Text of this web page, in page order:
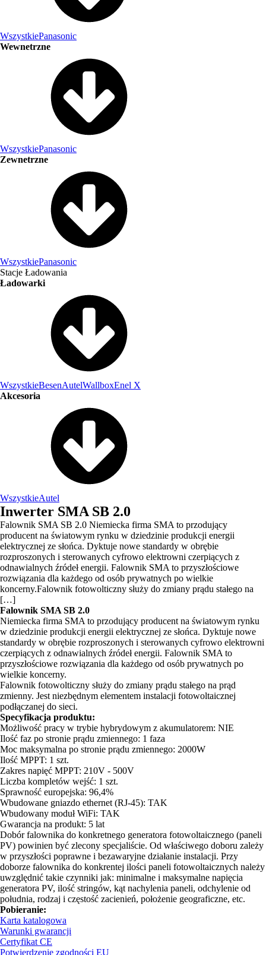
WszystkiePanasonic
Wewnetrzne
WszystkiePanasonic
Zewnetrzne
WszystkiePanasonic
Stacje Ładowania
Ładowarki
WszystkieBesenAutelWallboxEnel X
Akcesoria
WszystkieAutel
Inwerter SMA SB 2.0
Falownik SMA SB 2.0 Niemiecka firma SMA to przodujący
producent na światowym rynku w dziedzinie produkcji energii
elektrycznej ze słońca. Dyktuje nowe standardy w obrębie
rozproszonych i sterowanych cyfrowo elektrowni czerpiących z
odnawialnych źródeł energii. Falownik SMA to przyszłościowe
rozwiązania dla każdego od osób prywatnych po wielkie
koncerny.Falownik fotowolticzny służy do zmiany prądu stałego na
[…]
Falownik SMA SB 2.0
Niemiecka firma SMA to przodujący producent na światowym rynku
w dziedzinie produkcji energii elektrycznej ze słońca. Dyktuje nowe
standardy w obrębie rozproszonych i sterowanych cyfrowo elektrowni
czerpiących z odnawialnych źródeł energii. Falownik SMA to
przyszłościowe rozwiązania dla każdego od osób prywatnych po
wielkie koncerny.
Falownik fotowolticzny służy do zmiany prądu stałego na prąd
zmienny. Jest niezbędnym elementem instalacji fotowoltaicznej
podłączanej do sieci.
Specyfikacja produktu:
Możliwość pracy w trybie hybrydowym z akumulatorem: NIE
Ilość faz po stronie prądu zmiennego: 1 faza
Moc maksymalna po stronie prądu zmiennego: 2000W
Ilość MPPT: 1 szt.
Zakres napięć MPPT: 210V - 500V
Liczba kompletów wejść: 1 szt.
Sprawność europejska: 96,4%
Wbudowane gniazdo ethernet (RJ-45): TAK
Wbudowany moduł WiFi: TAK
Gwarancja na produkt: 5 lat
Dobór falownika do konkretnego generatora fotowoltaicznego (paneli
PV) powinien być zlecony specjaliście. Od właściwego doboru zależy
w przyszłości poprawne i bezawaryjne działanie instalacji. Przy
doborze falownika do konkrentej ilości paneli fotowoltaicznych należy
uwzględnić takie czynniki jak: minimalne i maksymalne napięcia
generatora PV, ilość stringów, kąt nachylenia paneli, odchylenie od
południa, rodzaj i częstość zacienień, położenie geograficzne, etc.
Pobieranie:
Karta katalogowa
Warunki gwarancji
Certyfikat CE
Potwierdzenie zgodności EU